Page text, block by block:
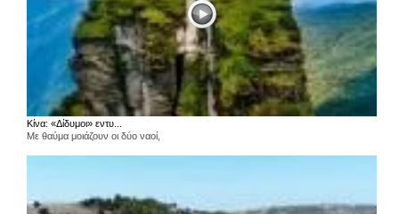
Κίνα: «Δίδυμοι» εντυ...
Με θαύμα μοιάζουν οι δύο ναοί,